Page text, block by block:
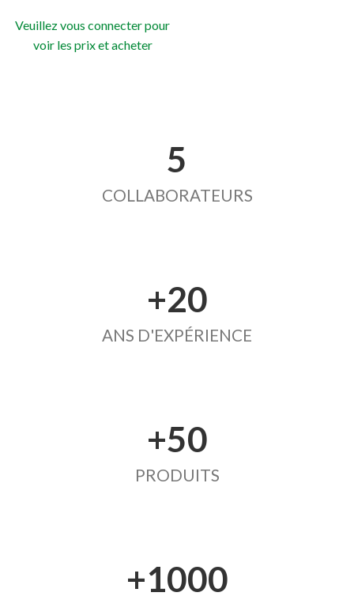
Veuillez vous connecter pour
voir les prix et acheter
5
COLLABORATEURS
+20
ANS D'EXPÉRIENCE
+50
PRODUITS
+1000